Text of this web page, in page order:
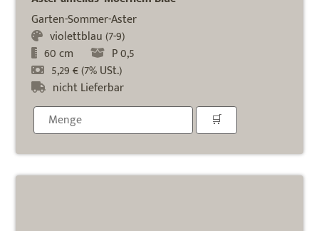
Garten-Sommer-Aster
violettblau (7-9)
60 cm
P 0,5
5,29 € (7% USt.)
nicht Lieferbar